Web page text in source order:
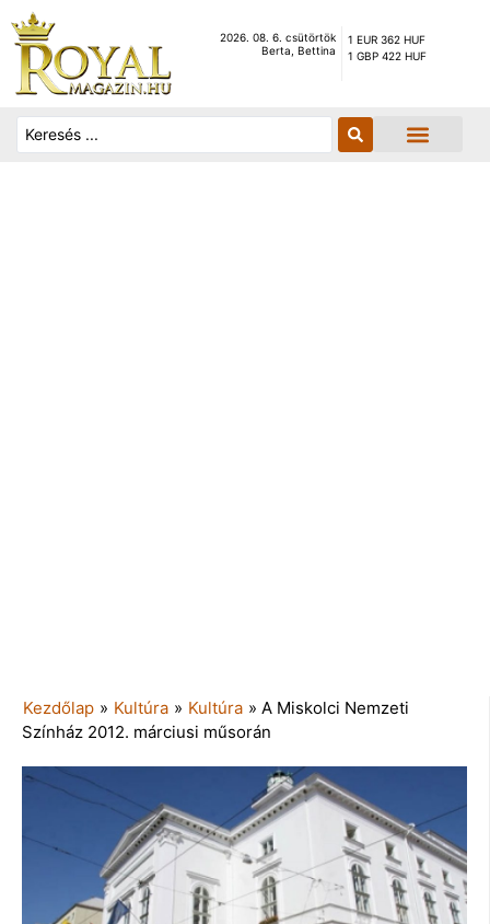
2026. 08. 6. csütörtök
Berta, Bettina
1 EUR 362 HUF
1 GBP 422 HUF
Kezdőlap » Kultúra » Kultúra » A Miskolci Nemzeti
Színház 2012. márciusi műsorán